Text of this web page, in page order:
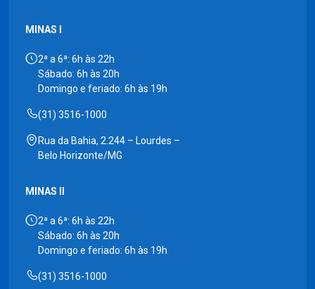
MINAS I
2ª a 6ª: 6h às 22h
Sábado: 6h às 20h
Domingo e feriado: 6h às 19h
(31) 3516-1000
Rua da Bahia, 2.244 – Lourdes –
Belo Horizonte/MG
MINAS II
2ª a 6ª: 6h às 22h
Sábado: 6h às 20h
Domingo e feriado: 6h às 19h
(31) 3516-1000